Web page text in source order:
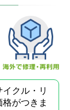
クル・リ
がつきま